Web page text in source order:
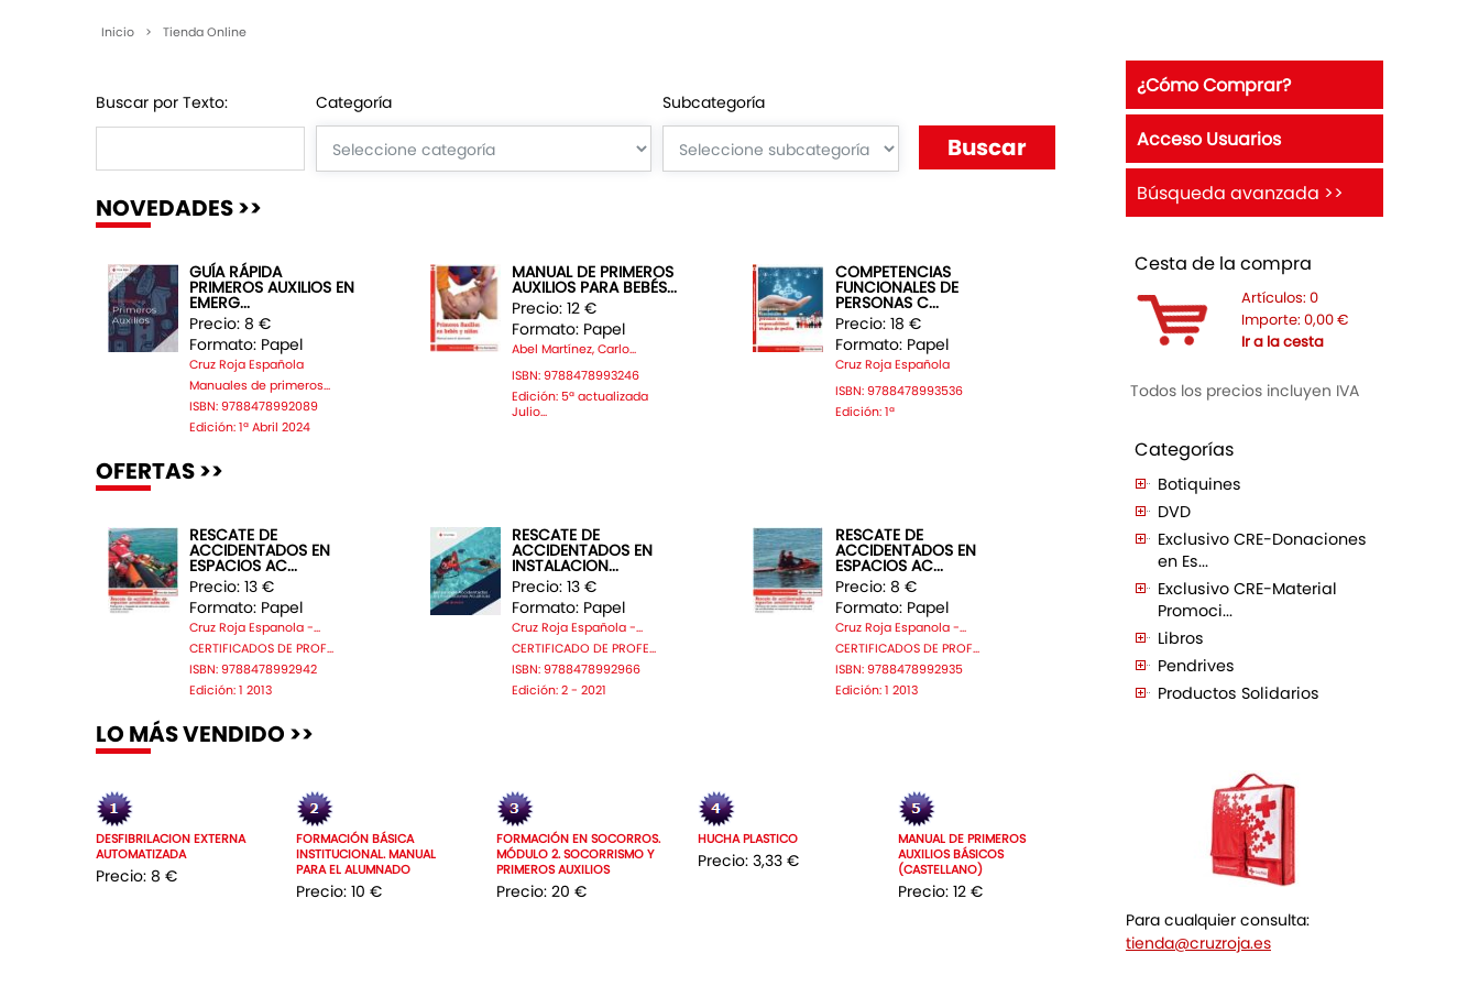
Inicio > Tienda Online
Buscar por Texto: Categoría Subcategoría
NOVEDADES >>
GUÍA RÁPIDA
PRIMEROS AUXILIOS EN
EMERG...
Precio: 8 €
Formato: Papel
Cruz Roja Española
Manuales de primeros...
ISBN: 9788478992089
Edición: 1ª Abril 2024
MANUAL DE PRIMEROS
AUXILIOS PARA BEBÉS...
Precio: 12 €
Formato: Papel
Abel Martínez, Carlo...
ISBN: 9788478993246
Edición: 5ª actualizada
Julio...
COMPETENCIAS
FUNCIONALES DE
PERSONAS C...
Precio: 18 €
Formato: Papel
Cruz Roja Española
ISBN: 9788478993536
Edición: 1ª
OFERTAS >>
RESCATE DE
ACCIDENTADOS EN
ESPACIOS AC...
Precio: 13 €
Formato: Papel
Cruz Roja Espanola -...
CERTIFICADOS DE PROF...
ISBN: 9788478992942
Edición: 1 2013
RESCATE DE
ACCIDENTADOS EN
INSTALACION...
Precio: 13 €
Formato: Papel
Cruz Roja Española -...
CERTIFICADO DE PROFE...
ISBN: 9788478992966
Edición: 2 - 2021
RESCATE DE
ACCIDENTADOS EN
ESPACIOS AC...
Precio: 8 €
Formato: Papel
Cruz Roja Espanola -...
CERTIFICADOS DE PROF...
ISBN: 9788478992935
Edición: 1 2013
LO MÁS VENDIDO >>
DESFIBRILACION EXTERNA
AUTOMATIZADA
Precio: 8 €
FORMACIÓN BÁSICA
INSTITUCIONAL. MANUAL
PARA EL ALUMNADO
Precio: 10 €
FORMACIÓN EN SOCORROS.
MÓDULO 2. SOCORRISMO Y
PRIMEROS AUXILIOS
Precio: 20 €
HUCHA PLASTICO
Precio: 3,33 €
MANUAL DE PRIMEROS
AUXILIOS BÁSICOS
(CASTELLANO)
Precio: 12 €
¿Cómo Comprar?
Acceso Usuarios
Búsqueda avanzada >>
Cesta de la compra
Artículos: 0
Importe: 0,00 €
Ir a la cesta
Todos los precios incluyen IVA
Categorías
Botiquines
DVD
Exclusivo CRE-Donaciones
en Es...
Exclusivo CRE-Material
Promoci...
Libros
Pendrives
Productos Solidarios
Para cualquier consulta:
tienda@cruzroja.es